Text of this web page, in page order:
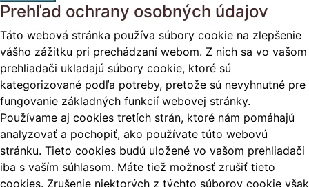
Prehľad ochrany osobných údajov
Táto webová stránka používa súbory cookie na zlepšenie
vášho zážitku pri prechádzaní webom. Z nich sa vo vašom
prehliadači ukladajú súbory cookie, ktoré sú
kategorizované podľa potreby, pretože sú nevyhnutné pre
fungovanie základných funkcií webovej stránky.
Používame aj cookies tretích strán, ktoré nám pomáhajú
analyzovať a pochopiť, ako používate túto webovú
stránku. Tieto cookies budú uložené vo vašom prehliadači
iba s vaším súhlasom. Máte tiež možnosť zrušiť tieto
cookies. Zrušenie niektorých z týchto súborov cookie však